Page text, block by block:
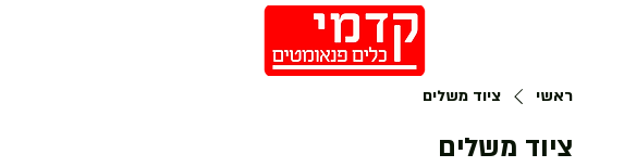
ראשי ציוד משלים
ציוד משלים